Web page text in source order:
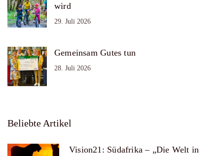
wird
29. Juli 2026
Gemeinsam Gutes tun
28. Juli 2026
Beliebte Artikel
Vision21: Südafrika – „Die Welt in